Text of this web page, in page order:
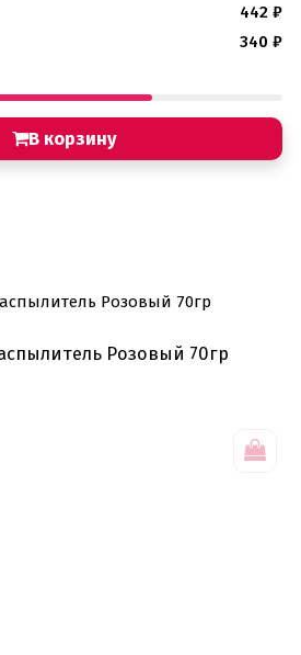
442 ₽
340 ₽
В корзину
Розовый 70гр